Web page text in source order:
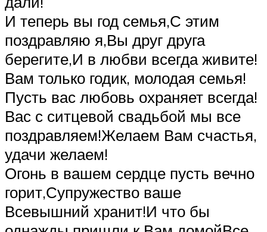
И теперь вы год семья,С этим
поздравляю я,Вы друг друга
берегите,И в любви всегда живите!
Вам только годик, молодая семья!
Пусть вас любовь охраняет всегда!
Вас с ситцевой свадьбой мы все
поздравляем!Желаем Вам счастья,
удачи желаем!
Огонь в вашем сердце пусть вечно
горит,Супружество ваше
Всевышний хранит!И что бы